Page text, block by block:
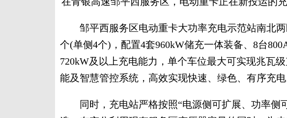
邹平西服务区电动重卡大功率充电示范站南北两
个(单侧4个)，配置4套960kW储充一体装备、8台
720kW及以上充电能力，单个车位最大可实现兆瓦
能及智慧管控系统，高效实现快速、绿色、有序充电
同时，充电站严格按照“电源侧可扩展、功率侧